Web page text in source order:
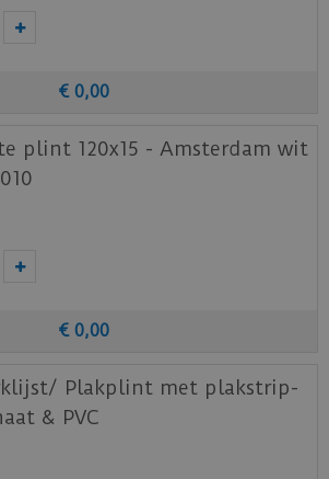
€ 0,00
plint 120x15 - Amsterdam wit
€ 0,00
Plakplint met plakstrip-
& PVC